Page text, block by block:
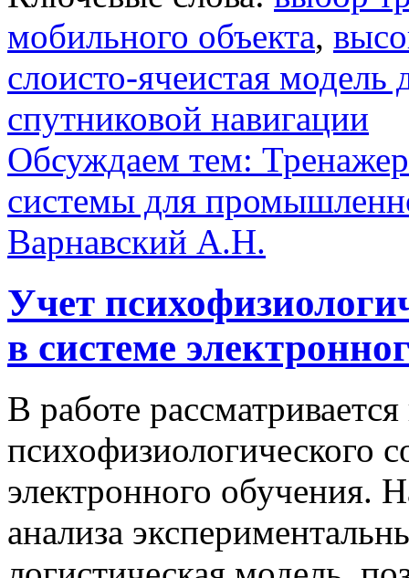
мобильного объекта,
слоисто-ячеистая
спутниковой навигации
Обсуждаем тем:
системы для
Варнавский А.Н.
Учет
в системе
В работе
психофизиологического
электронного обучения.
анализа